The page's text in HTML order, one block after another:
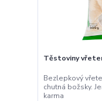
Těstoviny
Bezlepkový
chutná božsky.
karma